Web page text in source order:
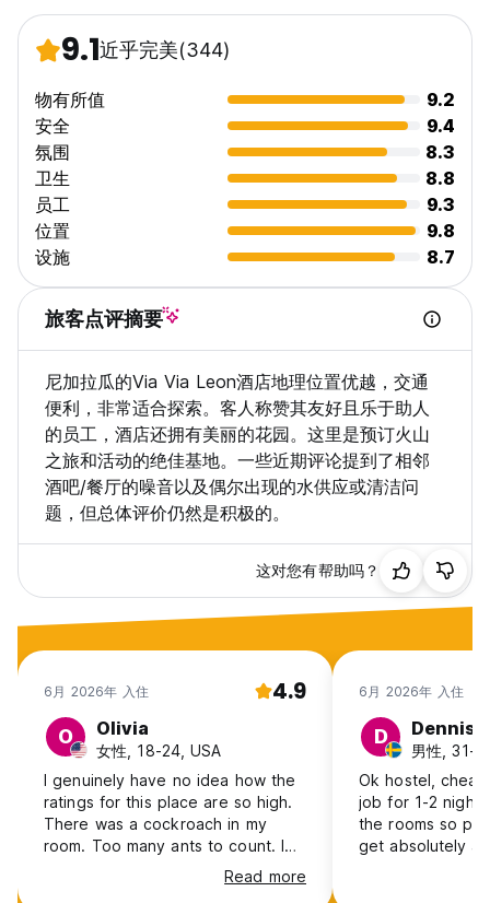
9.1近乎完美(344)
物有所值
9.2
安全
9.4
氛围
8.3
卫生
8.8
员工
9.3
位置
9.8
设施
8.7
旅客点评摘要
尼加拉瓜的Via Via Leon酒店地理位置优越，交通
便利，非常适合探索。客人称赞其友好且乐于助人
的员工，酒店还拥有美丽的花园。这里是预订火山
之旅和活动的绝佳基地。一些近期评论提到了相邻
酒吧/餐厅的噪音以及偶尔出现的水供应或清洁问
题，但总体评价仍然是积极的。
这对您有帮助吗？
6月 2026年 入住 4.9
O Olivia
女性, 18-24, USA
I genuinely have no idea how the
ratings for this place are so high.
There was a cockroach in my
room. Too many ants to count. I
don’t think the cleaned my room
at all while I was there. The hostel
Read more
6月 2026年 入住
D Dennis
男性, 31-
Ok hostel,
job for 1-2
the rooms so
get absolutely